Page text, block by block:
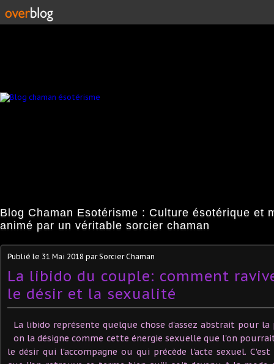
Blog Chaman Esotérisme : Culture ésotérique et
animé par un véritable sorcier chaman
Publié le 31 Mai 2018 par Sorcier Chaman
La libido du couple: comment
le désir et la sexualité
La libido représente quelque chose d'assez abstrait pour
on la désigne comme cette énergie sexuelle que l'on
le désir qui l'accompagne ou qui précède l'acte sexuel. C'est